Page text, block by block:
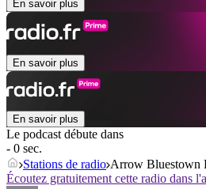
En savoir plus
En savoir plus
En savoir plus
Le podcast débute dans
- 0 sec.
Stations de radio Arrow Bluestown
Écoutez gratuitement cette radio dans